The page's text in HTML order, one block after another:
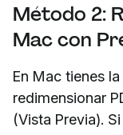
Método 2:
Mac con
En Mac tienes
redimensionar
(Vista Previa).